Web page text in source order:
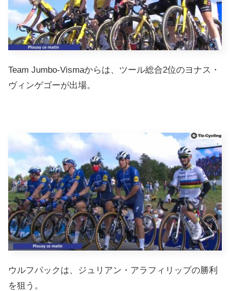
Team Jumbo-Vismaからは、ツール総合2位のヨナス・
ヴィンゲゴーが出場。
ウルフパックは、ジュリアン・アラフィリップの勝利
を狙う。